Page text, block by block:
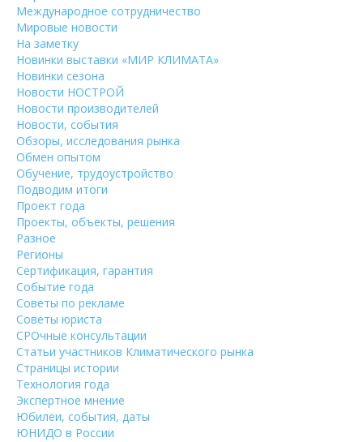
Международное сотрудничество
Мировые новости
На заметку
Новинки выставки «МИР КЛИМАТА»
Новинки сезона
Новости НОСТРОЙ
Новости производителей
Новости, события
Обзоры, исследования рынка
Обмен опытом
Обучение, трудоустройство
Подводим итоги
Проект года
Проекты, объекты, решения
Разное
Регионы
Сертификация, гарантия
Событие года
Советы по рекламе
Советы юриста
СРОчные консультации
Статьи участников Климатического рынка
Страницы истории
Технология года
Экспертное мнение
Юбилеи, события, даты
ЮНИДО в России